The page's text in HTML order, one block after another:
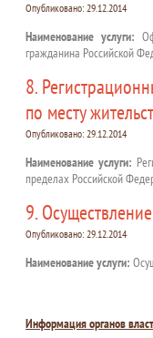
Опубликовано: 29.12.2014
Наименование услуги:
гражданина Российской
8.
по месту
Опубликовано: 29.12.2014
Наименование услуги:
пределах Российской
9.
Опубликовано: 29.12.2014
Наименование услуги:
Информация органов